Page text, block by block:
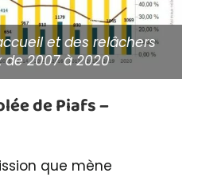
et des relâchers
de 2007 à 2020
de Piafs –
que mène